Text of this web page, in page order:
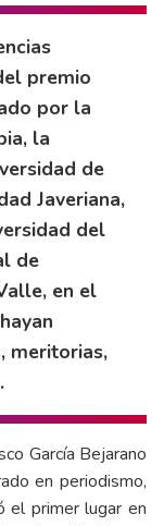
premio
por la
la
de
Javeriana,
del
de
en el
meritorias,
García Bejarano
en periodismo,
el primer lugar en